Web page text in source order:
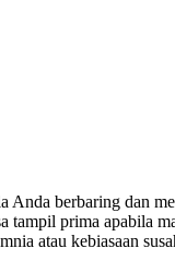
berbaring dan
prima apabila
atau kebiasaan